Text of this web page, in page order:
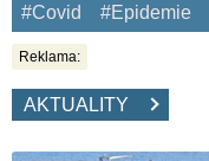
#Covid #Epidemie
Reklama:
AKTUALITY